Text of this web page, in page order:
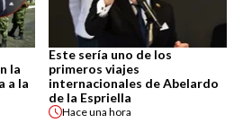
la
a la
Este sería uno de los
primeros viajes
internacionales de Abelardo
de la Espriella
Haceuna hora